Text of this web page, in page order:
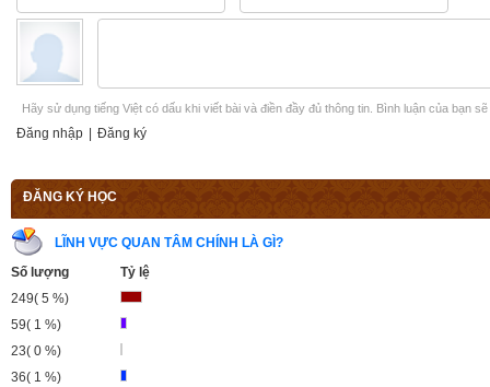
Hãy sử dụng tiếng Việt có dấu khi viết bài và điền đầy đủ thông tin. Bình luận của bạn
Đăng nhập Đăng ký
ĐĂNG KÝ HỌC
LĨNH VỰC QUAN TÂM CHÍNH LÀ GÌ?
Số lượng
Tỷ lệ
249( 5 %)
59( 1 %)
23( 0 %)
36( 1 %)